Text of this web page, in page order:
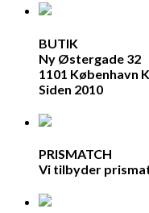
BUTIK
Ny Østergade 32
1101 København K
Siden 2010
PRISMATCH
Vi tilbyder